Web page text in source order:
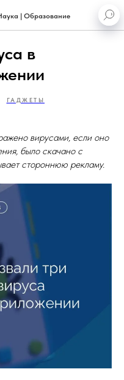
| Образование
в
ГАДЖЕТЫ
вирусами, если оно
было скачано с
стороннюю рекламу.